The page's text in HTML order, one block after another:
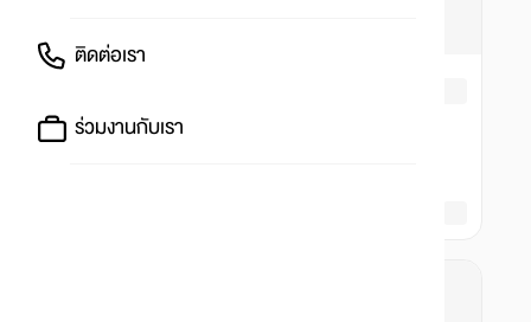
ติดต่อเรา
ร่วมงานกับเรา